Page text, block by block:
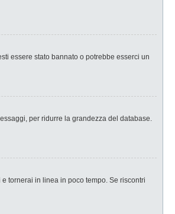
essere stato bannato o potrebbe esserci un
per ridurre la grandezza del database.
e tornerai in linea in poco tempo. Se riscontri